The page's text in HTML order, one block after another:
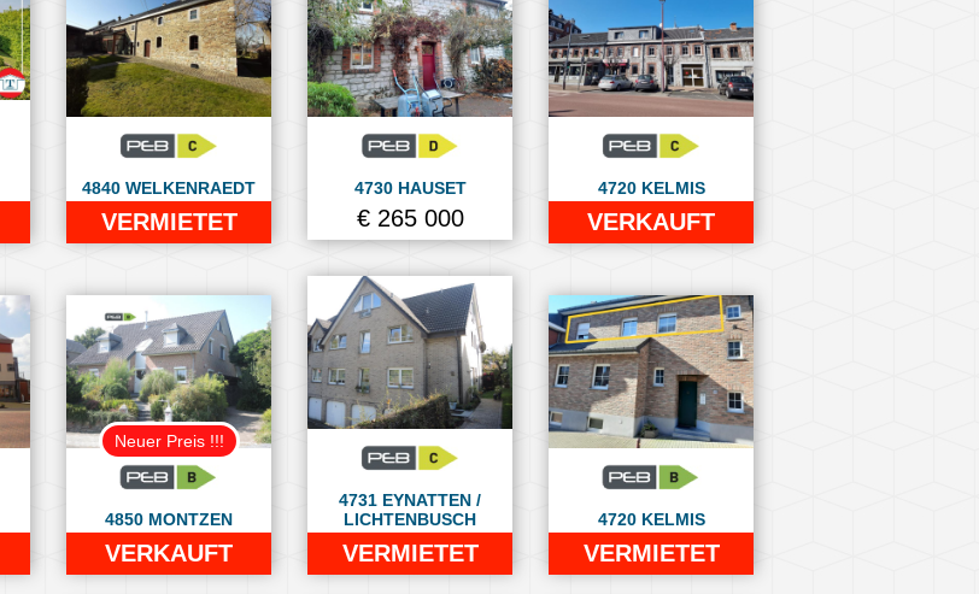
4840 WELKENRAEDT
VERMIETET
4730 HAUSET
€ 265 000
4720 KELMIS
VERKAUFT
Neuer Preis !!!
4850 MONTZEN
VERKAUFT
4731 EYNATTEN /
LICHTENBUSCH
VERMIETET
4720 KELMIS
VERMIETET